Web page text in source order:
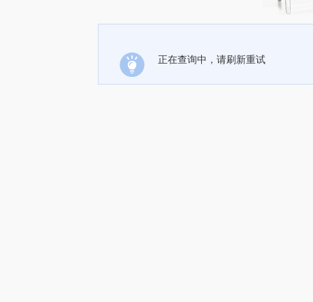
正在查询中，请刷新重试